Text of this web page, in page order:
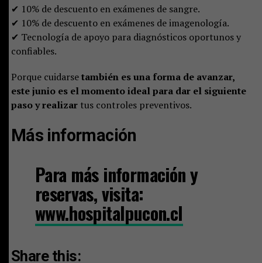
✔ 10% de descuento en exámenes de sangre.
✔ 10% de descuento en exámenes de imagenología.
✔ Tecnología de apoyo para diagnósticos oportunos y
confiables.
Porque cuidarsetambién es una forma de avanzar,
este junio es el momento ideal para dar el siguiente
paso y realizartus controles preventivos.
Más información
Para más información y
reservas, visita:
www.hospitalpucon.cl
Share this: